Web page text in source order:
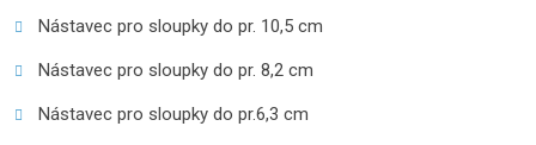
Nástavec pro sloupky do pr. 10,5 cm
Nástavec pro sloupky do pr. 8,2 cm
Nástavec pro sloupky do pr.6,3 cm